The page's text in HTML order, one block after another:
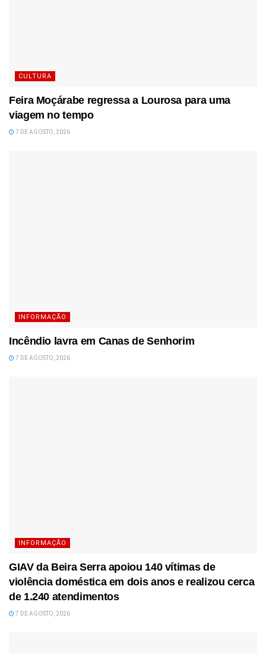
CULTURA
Feira Moçárabe regressa a Lourosa para uma
viagem no tempo
7 DE AGOSTO, 2026
INFORMAÇÃO
Incêndio lavra em Canas de Senhorim
7 DE AGOSTO, 2026
INFORMAÇÃO
GIAV da Beira Serra apoiou 140 vítimas de
violência doméstica em dois anos e realizou cerca
de 1.240 atendimentos
7 DE AGOSTO, 2026